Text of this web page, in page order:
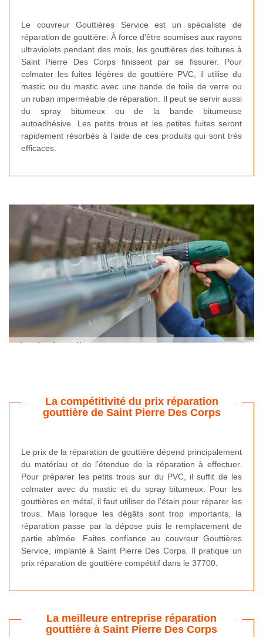
Le couvreur Gouttières Service est un spécialiste de
réparation de gouttière. À force d’être soumises aux rayons
ultraviolets pendant des mois, les gouttières des toitures à
Saint Pierre Des Corps finissent par se fissurer. Pour
colmater les fuites légères de gouttière PVC, il utilise du
mastic ou du mastic avec une bande de toile de verre ou
un ruban imperméable de réparation. Il peut se servir aussi
du spray bitumeux ou de la bande bitumeuse
autoadhésive. Les petits trous et les petites fuites seront
rapidement résorbés à l’aide de ces produits qui sont très
efficaces.
La compétitivité du prix réparation
gouttière de Saint Pierre Des Corps
Le prix de la réparation de gouttière dépend principalement
du matériau et de l’étendue de la réparation à effectuer.
Pour préparer les petits trous sur du PVC, il suffit de les
colmater avec du mastic et du spray bitumeux. Pour les
gouttières en métal, il faut utiliser de l’étain pour réparer les
trous. Mais lorsque les dégâts sont trop importants, la
réparation passe par la dépose puis le remplacement de
partie abîmée. Faites confiance au couvreur Gouttières
Service, implanté à Saint Pierre Des Corps. Il pratique un
prix réparation de gouttière compétitif dans le 37700.
La meilleure entreprise réparation
gouttière à Saint Pierre Des Corps